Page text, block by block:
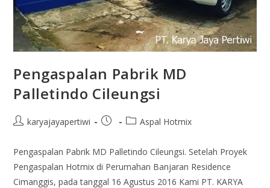
Pengaspalan Pabrik MD
Palletindo Cileungsi
karyajayapertiwi Aspal Hotmix
Pengaspalan Pabrik MD Palletindo Cileungsi. Setelah Proyek
Pengaspalan Hotmix di Perumahan Banjaran Residence
Cimanggis, pada tanggal 16 Agustus 2016 Kami PT. KARYA